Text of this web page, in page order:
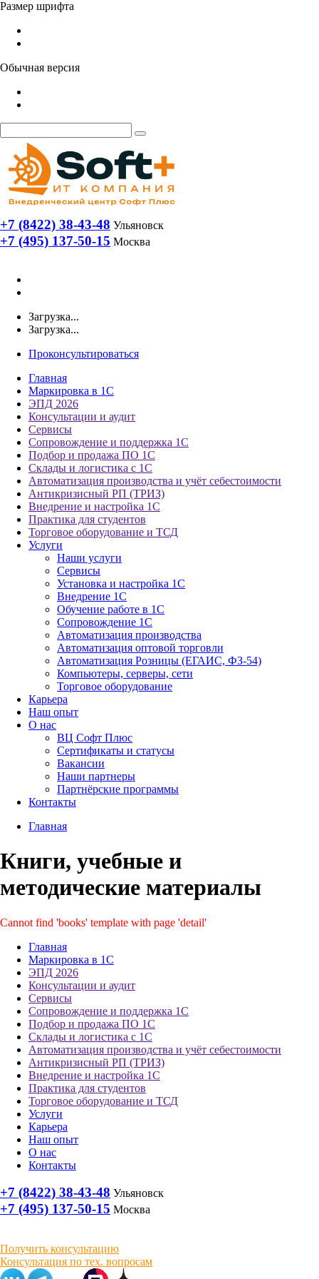
Размер шрифта
Обычная версия
+7 (8422) 38-43-48 Ульяновск
+7 (495) 137-50-15 Москва
Загрузка...
Загрузка...
Проконсультироваться
Главная
Маркировка в 1С
ЭПД 2026
Консультации и аудит
Сервисы
Сопровождение и поддержка 1С
Подбор и продажа ПО 1С
Склады и логистика с 1С
Автоматизация производства и учёт себестоимости
Антикризисный РП (ТРИЗ)
Внедрение и настройка 1С
Практика для студентов
Торговое оборудование и ТСД
Услуги
Наши услуги
Сервисы
Установка и настройка 1С
Внедрение 1С
Обучение работе в 1С
Сопровождение 1С
Автоматизация производства
Автоматизация оптовой торговли
Автоматизация Розницы (ЕГАИС, ФЗ-54)
Компьютеры, серверы, сети
Торговое оборудование
Карьера
Наш опыт
О нас
ВЦ Софт Плюс
Сертификаты и статусы
Вакансии
Наши партнеры
Партнёрские программы
Контакты
Главная
Книги, учебные и
методические материалы
Cannot find 'books' template with page 'detail'
Главная
Маркировка в 1С
ЭПД 2026
Консультации и аудит
Сервисы
Сопровождение и поддержка 1С
Подбор и продажа ПО 1С
Склады и логистика с 1С
Автоматизация производства и учёт себестоимости
Антикризисный РП (ТРИЗ)
Внедрение и настройка 1С
Практика для студентов
Торговое оборудование и ТСД
Услуги
Карьера
Наш опыт
О нас
Контакты
+7 (8422) 38-43-48 Ульяновск
+7 (495) 137-50-15 Москва
Получить консультацию
Консультация по тех. вопросам